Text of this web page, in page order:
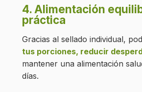
4. Alimentación
práctica
Gracias al sellado individual,
tus porciones, reducir
mantener una alimentación
días.